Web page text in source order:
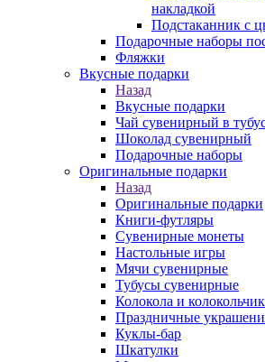
накладкой
Подстаканник с
Подарочные наборы
Фляжки
Вкусные подарки
Назад
Вкусные подарки
Чай сувенирный в
Шоколад сувенирный
Подарочные наборы
Оригинальные подарки
Назад
Оригинальные подарки
Книги-футляры
Сувенирные монеты
Настольные игры
Мячи сувенирные
Тубусы сувенирные
Колокола и
Праздничные
Куклы-бар
Шкатулки